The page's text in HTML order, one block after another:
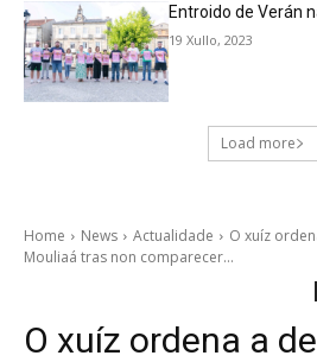
Entroido de Verán
19 Xullo, 2023
Load more